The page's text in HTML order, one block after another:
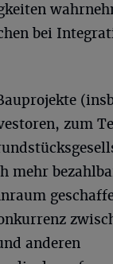
bei
zum
mehr
anderen